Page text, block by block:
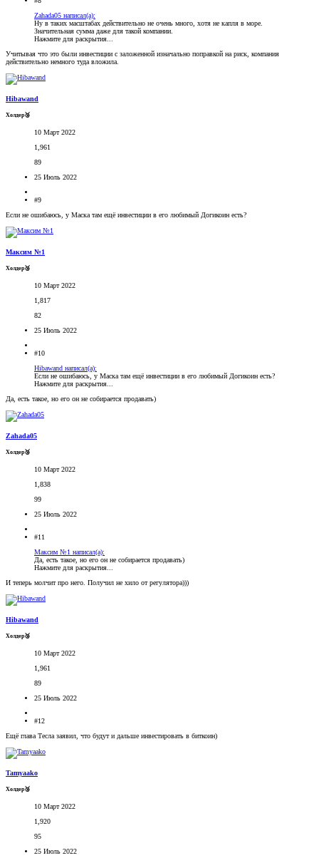
Zahada05 написал(а):
Ну в таких масштабах действительно не очень много, хотя не капля в море.
Значительная сумма даже для такой компании.
Нажмите для раскрытия...
Учитывая что это были инвестиции с заложенной изначально поправкой на риск, компания
действительно немного туда вложила.
Hibawand
Холдер🥉
10 Март 2022
1,961
89
25 Июль 2022
#9
Если не ошибаюсь, у Маска там ещё инвестиции в его любимый Догикоин есть?
Максим №1
Холдер🥉
10 Март 2022
1,817
82
25 Июль 2022
#10
Hibawand написал(а):
Если не ошибаюсь, у Маска там ещё инвестиции в его любимый Догикоин есть?
Нажмите для раскрытия...
Да, есть такое, но его он не собирается продавать)
Zahada05
Холдер🥉
10 Март 2022
1,838
99
25 Июль 2022
#11
Максим №1 написал(а):
Да, есть такое, но его он не собирается продавать)
Нажмите для раскрытия...
И теперь молчит про него. Получил не хило от регулятора)))
Hibawand
Холдер🥉
10 Март 2022
1,961
89
25 Июль 2022
#12
Ещё глава Тесла заявил, что будут и дальше инвестировать в биткоин)
Tamyaako
Холдер🥉
10 Март 2022
1,920
95
25 Июль 2022